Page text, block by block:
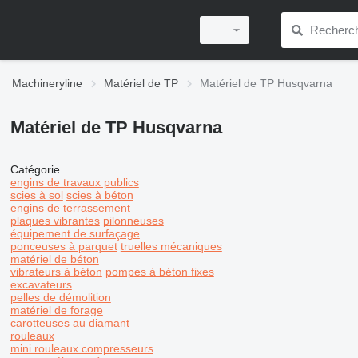
Machineryline Matériel de TP Matériel de TP Husqvarna
Matériel de TP Husqvarna
Catégorie
engins de travaux publics
scies à sol scies à béton
engins de terrassement
plaques vibrantes pilonneuses
équipement de surfaçage
ponceuses à parquet truelles mécaniques
matériel de béton
vibrateurs à béton pompes à béton fixes
excavateurs
pelles de démolition
matériel de forage
carotteuses au diamant
rouleaux
mini rouleaux compresseurs